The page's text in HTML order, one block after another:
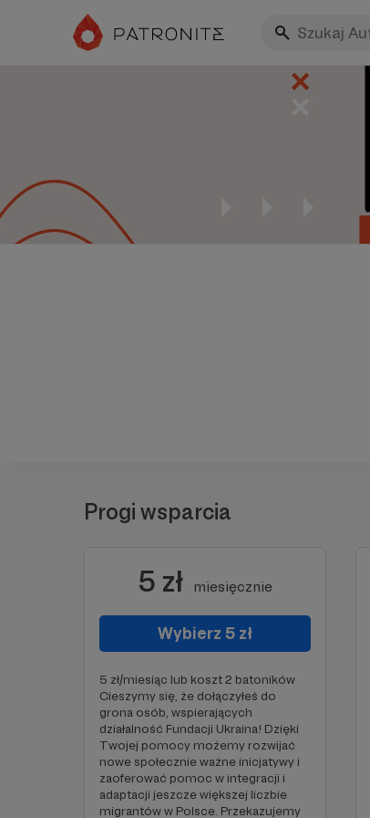
Progi wsparcia
5 zł miesięcznie
Wybierz 5 zł
5 zł/miesiąc lub koszt 2 batoników
Cieszymy się, że dołączyłeś do
grona osób, wspierających
działalność Fundacji Ukraina! Dzięki
Twojej pomocy możemy rozwijać
nowe społecznie ważne inicjatywy i
zaoferować pomoc w integracji i
adaptacji jeszcze większej liczbie
migrantów w Polsce. Przekazujemy